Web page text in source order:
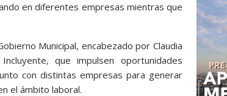
en diferentes empresas mientras que
Municipal, encabezado por Claudia
que impulsen oportunidades
con distintas empresas para generar
el ámbito laboral.